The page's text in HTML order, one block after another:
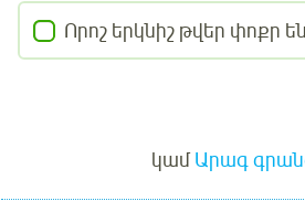
Որոշ երկնիշ թվեր փոքր են
կամԱրագ